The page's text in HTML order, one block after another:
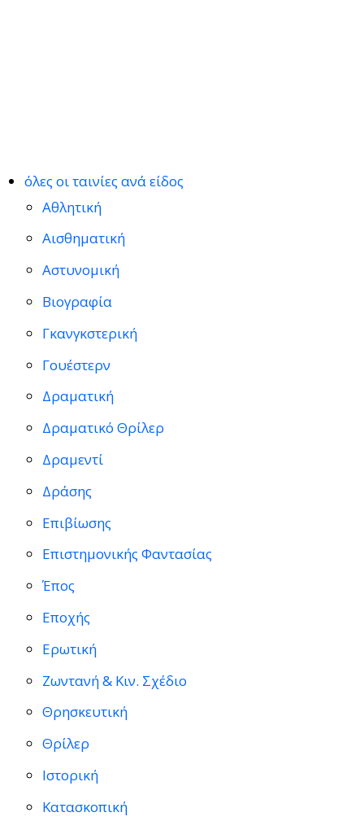
όλες οι ταινίες ανά είδος
Αθλητική
Αισθηματική
Αστυνομική
Βιογραφία
Γκανγκστερική
Γουέστερν
Δραματική
Δραματικό Θρίλερ
Δραμεντί
Δράσης
Επιβίωσης
Επιστημονικής Φαντασίας
Έπος
Εποχής
Ερωτική
Ζωντανή & Κιν. Σχέδιο
Θρησκευτική
Θρίλερ
Ιστορική
Κατασκοπική